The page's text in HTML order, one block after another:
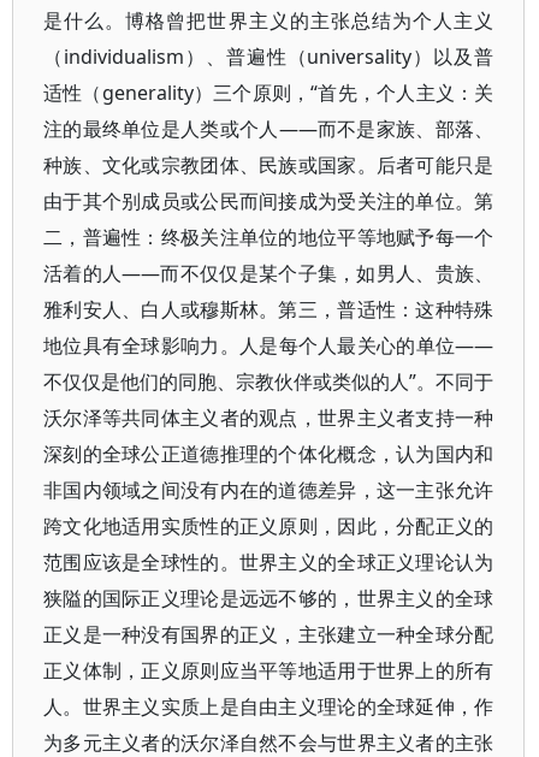
是什么。博格曾把世界主义的主张总结为个人主义
（individualism）、普遍性（universality）以及普
适性（generality）三个原则，“首先，个人主义：关
注的最终单位是人类或个人——而不是家族、部落、
种族、文化或宗教团体、民族或国家。后者可能只是
由于其个别成员或公民而间接成为受关注的单位。第
二，普遍性：终极关注单位的地位平等地赋予每一个
活着的人——而不仅仅是某个子集，如男人、贵族、
雅利安人、白人或穆斯林。第三，普适性：这种特殊
地位具有全球影响力。人是每个人最关心的单位——
不仅仅是他们的同胞、宗教伙伴或类似的人”。不同于
沃尔泽等共同体主义者的观点，世界主义者支持一种
深刻的全球公正道德推理的个体化概念，认为国内和
非国内领域之间没有内在的道德差异，这一主张允许
跨文化地适用实质性的正义原则，因此，分配正义的
范围应该是全球性的。世界主义的全球正义理论认为
狭隘的国际正义理论是远远不够的，世界主义的全球
正义是一种没有国界的正义，主张建立一种全球分配
正义体制，正义原则应当平等地适用于世界上的所有
人。世界主义实质上是自由主义理论的全球延伸，作
为多元主义者的沃尔泽自然不会与世界主义者的主张